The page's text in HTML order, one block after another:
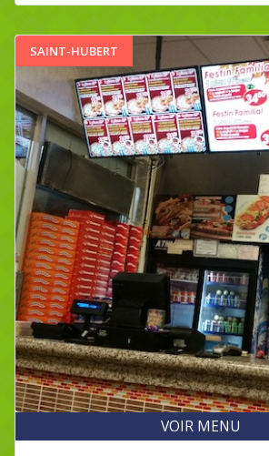
SAINT-HUBERT
VOIR MENU